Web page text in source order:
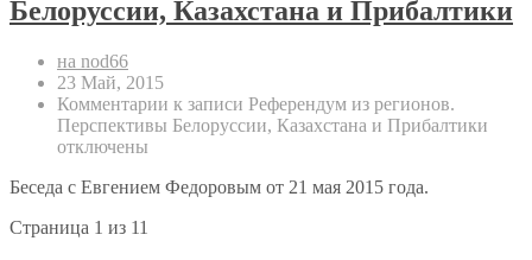
Белоруссии, Казахстана и Прибалтики
на nod66
23 Май, 2015
Комментарии к записи Референдум из регионов.
Перспективы Белоруссии, Казахстана и Прибалтики
отключены
Беседа с Евгением Федоровым от 21 мая 2015 года.
Страница 1 из 11